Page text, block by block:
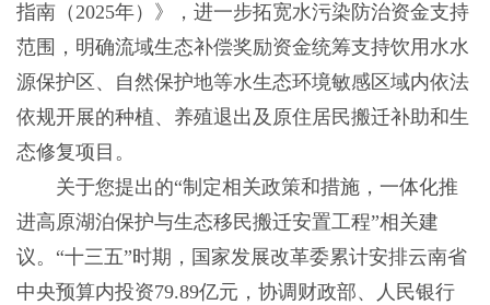
指南（2025年）》，进一步拓宽水污染防治资金支持
范围，明确流域生态补偿奖励资金统筹支持饮用水水
源保护区、自然保护地等水生态环境敏感区域内依法
依规开展的种植、养殖退出及原住居民搬迁补助和生
态修复项目。
关于您提出的“制定相关政策和措施，一体化推
进高原湖泊保护与生态移民搬迁安置工程”相关建
议。“十三五”时期，国家发展改革委累计安排云南省
中央预算内投资79.89亿元，协调财政部、人民银行